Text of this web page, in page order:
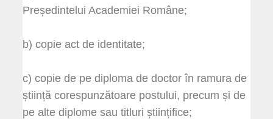
Președintelui Academiei Române;
b) copie act de identitate;
c) copie de pe diploma de doctor în ramura de
știință corespunzătoare postului, precum și de
pe alte diplome sau titluri științifice;